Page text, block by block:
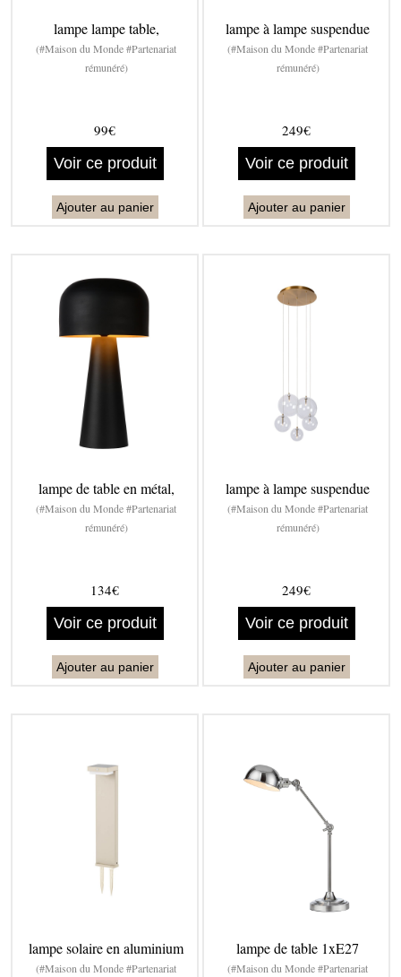
lampe lampe table,
(#Maison du Monde #Partenariat
rémunéré)
99€
Voir ce produit
Ajouter au panier
lampe à lampe suspendue
(#Maison du Monde #Partenariat
rémunéré)
249€
Voir ce produit
Ajouter au panier
lampe de table en métal,
(#Maison du Monde #Partenariat
rémunéré)
134€
Voir ce produit
Ajouter au panier
lampe à lampe suspendue
(#Maison du Monde #Partenariat
rémunéré)
249€
Voir ce produit
Ajouter au panier
lampe solaire en aluminium
(#Maison du Monde #Partenariat
lampe de table 1xE27
(#Maison du Monde #Partenariat